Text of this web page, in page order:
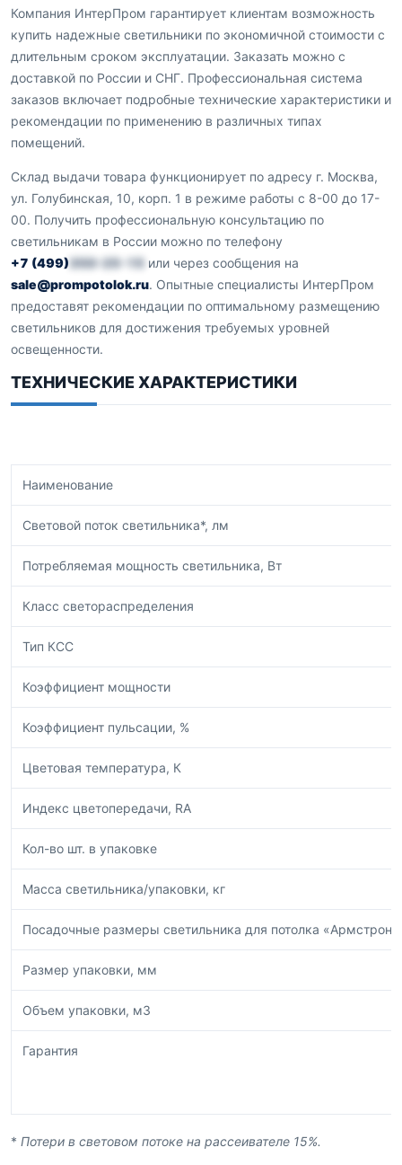
Компания ИнтерПром гарантирует клиентам возможность
купить надежные светильники по экономичной стоимости с
длительным сроком эксплуатации. Заказать можно с
доставкой по России и СНГ. Профессиональная система
заказов включает подробные технические характеристики и
рекомендации по применению в различных типах
помещений.
Склад выдачи товара функционирует по адресу г. Москва,
ул. Голубинская, 10, корп. 1 в режиме работы с 8-00 до 17-
00. Получить профессиональную консультацию по
светильникам в России можно по телефону
+7 (499)350-25-15 или через сообщения на
sale@prompotolok.ru. Опытные специалисты ИнтерПром
предоставят рекомендации по оптимальному размещению
светильников для достижения требуемых уровней
освещенности.
ТЕХНИЧЕСКИЕ ХАРАКТЕРИСТИКИ
Наименование
Световой поток светильника*, лм
Потребляемая мощность светильника, Вт
Класс светораспределения
Тип КСС
Коэффициент мощности
Коэффициент пульсации, %
Цветовая температура, К
Индекс цветопередачи, RA
Кол-во шт. в упаковке
Масса светильника/упаковки, кг
Посадочные размеры светильника для потолка
Размер упаковки, мм
Объем упаковки, м3
Гарантия
* Потери в световом потоке на рассеивателе 15%.